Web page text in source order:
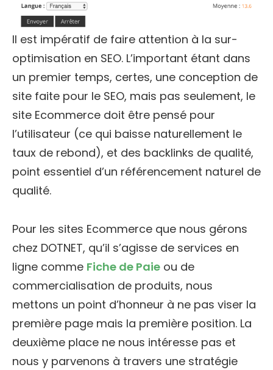
Il est impératif de faire attention à la sur-
optimisation en SEO. L’important étant dans
un premier temps, certes, une conception de
site faite pour le SEO, mais pas seulement, le
site Ecommerce doit être pensé pour
l’utilisateur (ce qui baisse naturellement le
taux de rebond), et des backlinks de qualité,
point essentiel d’un référencement naturel de
qualité.
Pour les sites Ecommerce que nous gérons
chez DOTNET, qu’il s’agisse de services en
ligne comme Fiche de Paie ou de
commercialisation de produits, nous
mettons un point d’honneur à ne pas viser la
première page mais la première position. La
deuxième place ne nous intéresse pas et
nous y parvenons à travers une stratégie